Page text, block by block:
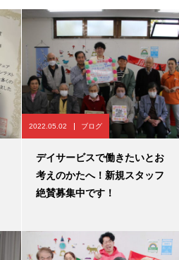
2022.05.02 ブログ
デイサービスで働きたいとお
考えのかたへ！新規スタッフ
絶賛募集中です！